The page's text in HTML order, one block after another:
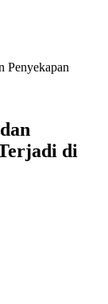
Penyekapan
di